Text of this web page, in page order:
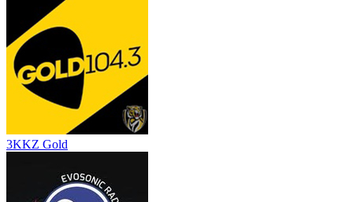
3KKZ Gold